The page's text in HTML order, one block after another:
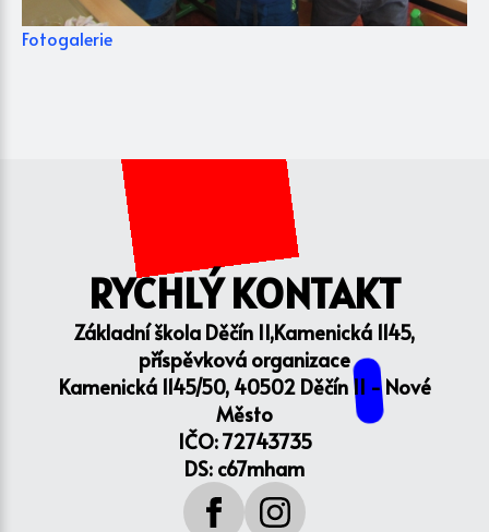
Fotogalerie
RYCHLÝ KONTAKT
Základní škola Děčín II,Kamenická 1145,
příspěvková organizace
Kamenická 1145/50, 40502 Děčín II - Nové
Město
IČO: 72743735
DS: c67mham